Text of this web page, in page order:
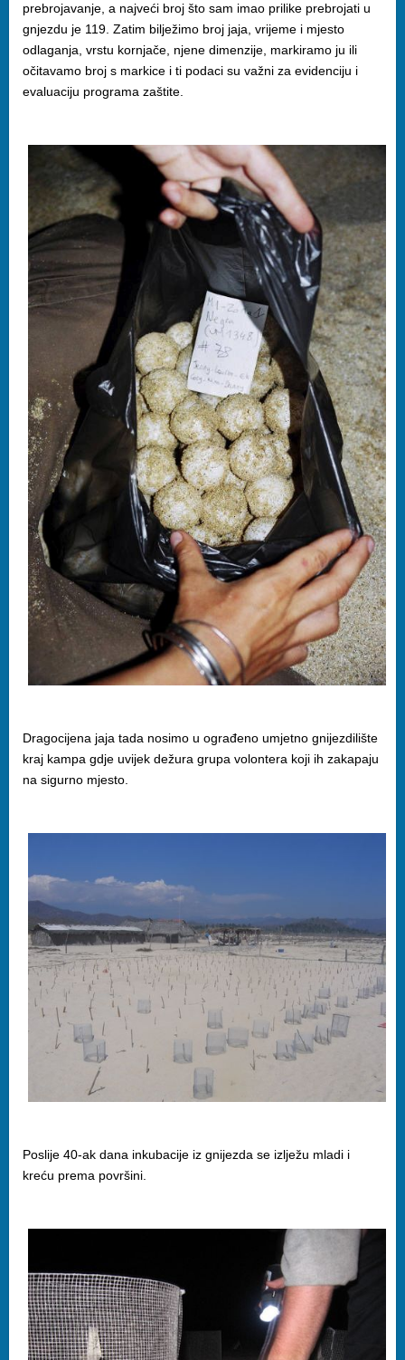
prebrojavanje, a najveći broj što sam imao prilike prebrojati u
gnjezdu je 119. Zatim bilježimo broj jaja, vrijeme i mjesto
odlaganja, vrstu kornjače, njene dimenzije, markiramo ju ili
očitavamo broj s markice i ti podaci su važni za evidenciju i
evaluaciju programa zaštite.
Dragocijena jaja tada nosimo u ograđeno umjetno gnijezdilište
kraj kampa gdje uvijek dežura grupa volontera koji ih zakapaju
na sigurno mjesto.
Poslije 40-ak dana inkubacije iz gnijezda se izlježu mladi i
kreću prema površini.